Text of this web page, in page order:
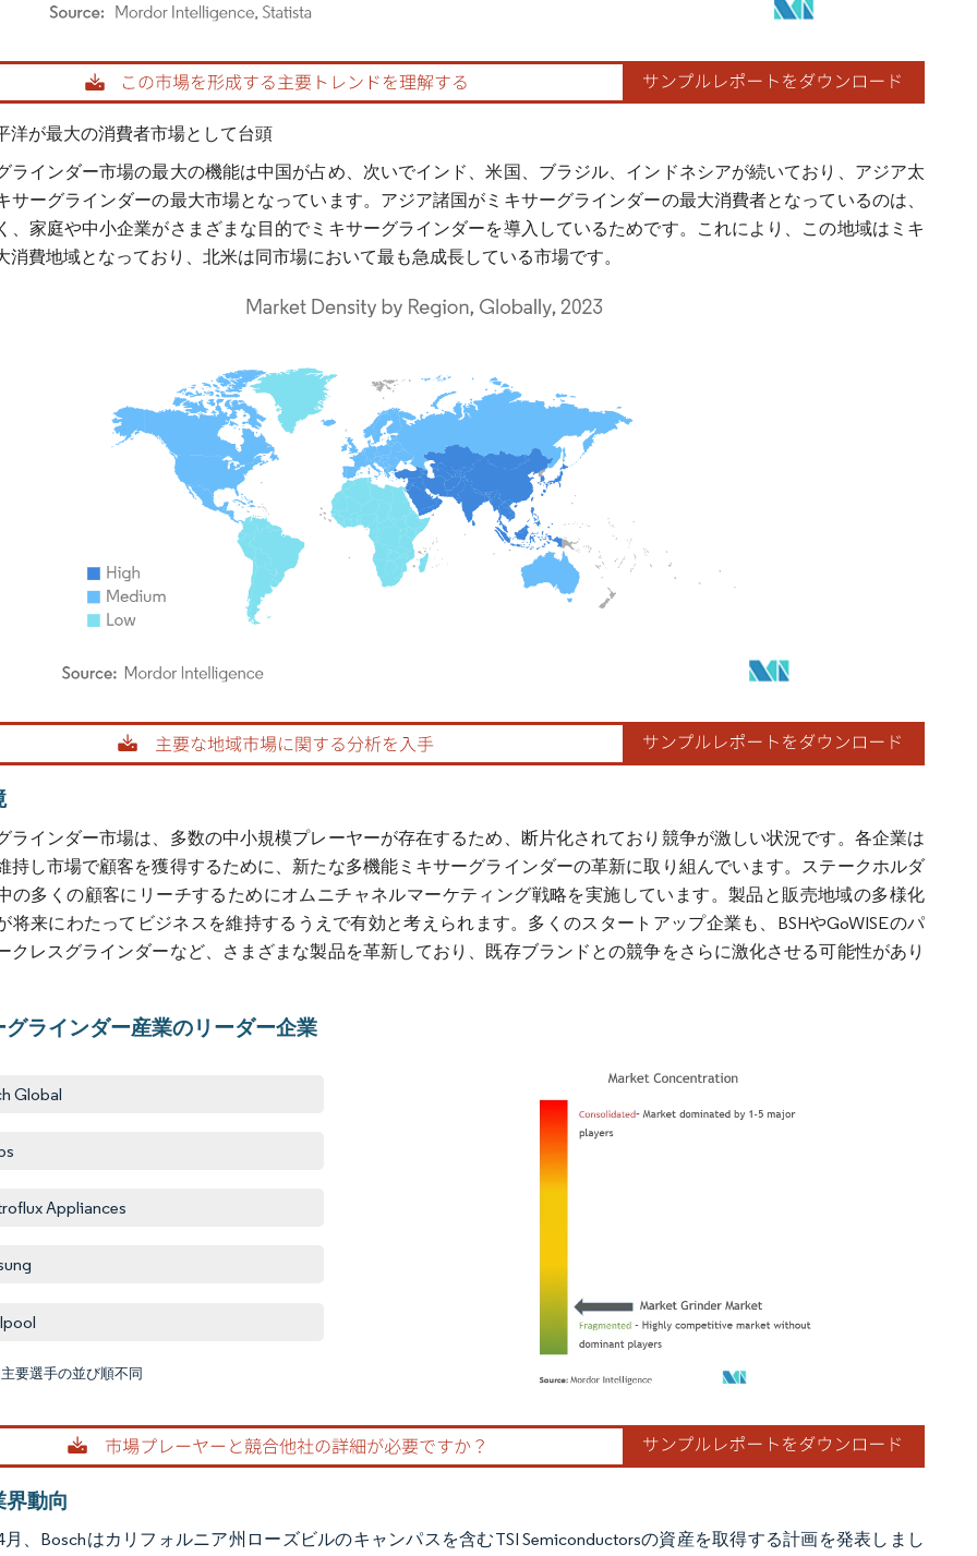
Intelligence。再利用にはCC BY 4.0の表示が必要です。
洋が最大の消費者市場として台頭
ラインダー市場の最大の機能は中国が占め、次いでインド、米国、ブラジル、インドネシアが続いており、アジア太
サーグラインダーの最大市場となっています。アジア諸国がミキサーグラインダーの最大消費者となっているのは、
、家庭や中小企業がさまざまな目的でミキサーグラインダーを導入しているためです。これにより、この地域はミキ
消費地域となっており、北米は同市場において最も急成長している市場です。
Intelligence。再利用にはCC BY 4.0の表示が必要です。
ラインダー市場は、多数の中小規模プレーヤーが存在するため、断片化されており競争が激しい状況です。各企業は
持し市場で顧客を獲得するために、新たな多機能ミキサーグラインダーの革新に取り組んでいます。ステークホルダ
の多くの顧客にリーチするためにオムニチャネルマーケティング戦略を実施しています。製品と販売地域の多様化
将来にわたってビジネスを維持するうえで有効と考えられます。多くのスタートアップ企業も、BSHやGoWISEのパ
クレスグラインダーなど、さまざまな製品を革新しており、既存ブランドとの競争をさらに激化させる可能性があり
グラインダー産業のリーダー企業
Global
Appliances
要選手の並び順不同
画像 © Mordor Intelligence。再利用にはCC BY 4.0の表示が必要です。
動向
月、Boschはカリフォルニア州ローズビルのキャンパスを含むTSI Semiconductorsの資産を取得する計画を発表しまし